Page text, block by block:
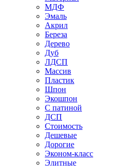
МДФ
Эмаль
Акрил
Береза
Дерево
Дуб
ЛДСП
Массив
Пластик
Шпон
Экошпон
С патиной
ДСП
Стоимость
Дешевые
Дорогие
Эконом-класс
Элитные